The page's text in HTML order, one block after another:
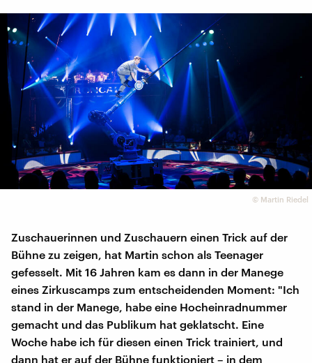
© Martin Riedel
Zuschauerinnen und Zuschauern einen Trick auf der
Bühne zu zeigen, hat Martin schon als Teenager
gefesselt. Mit 16 Jahren kam es dann in der Manege
eines Zirkuscamps zum entscheidenden Moment: "Ich
stand in der Manege, habe eine Hocheinradnummer
gemacht und das Publikum hat geklatscht. Eine
Woche habe ich für diesen einen Trick trainiert, und
dann hat er auf der Bühne funktioniert – in dem